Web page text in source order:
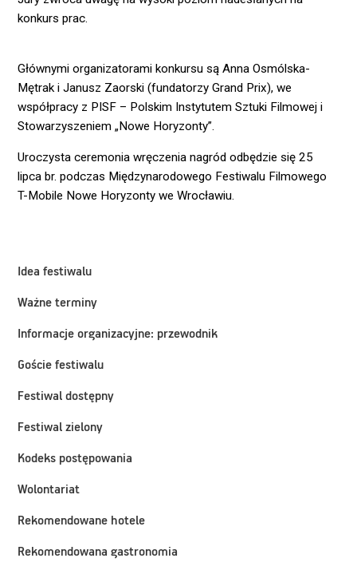
Idea festiwalu
Ważne terminy
Informacje organizacyjne: przewodnik
Goście festiwalu
Festiwal dostępny
Festiwal zielony
Kodeks postępowania
Wolontariat
Rekomendowane hotele
Rekomendowana gastronomia
konkurs prac.
Głównymi organizatorami konkursu są Anna Osmólska-
Mętrak i Janusz Zaorski (fundatorzy Grand Prix), we
współpracy z PISF – Polskim Instytutem Sztuki Filmowej i
Stowarzyszeniem „Nowe Horyzonty”.
Uroczysta ceremonia wręczenia nagród odbędzie się 25
lipca br. podczas Międzynarodowego Festiwalu Filmowego
T-Mobile Nowe Horyzonty we Wrocławiu.